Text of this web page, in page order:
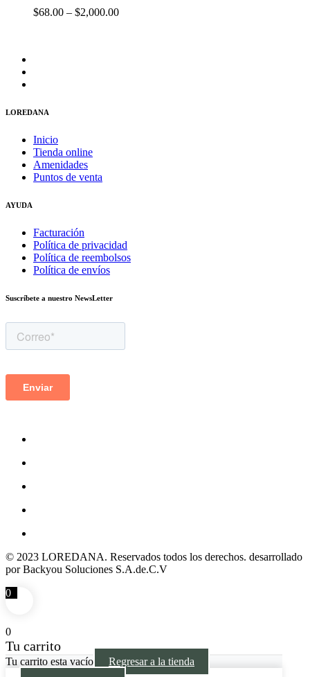
$68.00 – $2,000.00
LOREDANA
Inicio
Tienda online
Amenidades
Puntos de venta
AYUDA
Facturación
Política de privacidad
Política de reembolsos
Política de envíos
Suscríbete a nuestro NewsLetter
© 2023 LOREDANA. Reservados todos los derechos. desarrollado
por Backyou Soluciones S.A.de.C.V
0
0
Tu carrito
Tu carrito esta vacío Regresar a la tienda